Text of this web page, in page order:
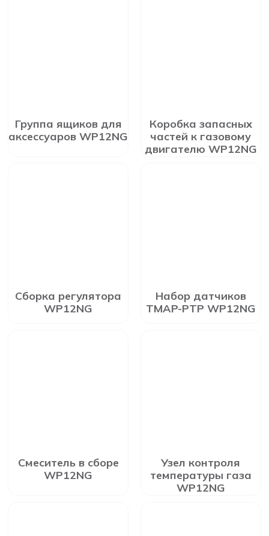
Группа ящиков для
аксессуаров WP12NG
Коробка запасных
частей к газовому
двигателю WP12NG
Сборка регулятора
WP12NG
Набор датчиков
TMAP-PTP WP12NG
Смеситель в сборе
WP12NG
Узел контроля
температуры газа
WP12NG